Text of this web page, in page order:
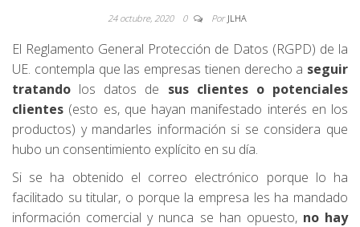
24 octubre, 2020 0 Por JLHA
El Reglamento General Protección de Datos (RGPD) de la
UE. contempla que las empresas tienen derecho a seguir
tratando los datos de sus clientes o potenciales
clientes (esto es, que hayan manifestado interés en los
productos) y mandarles información si se considera que
hubo un consentimiento explícito en su día.
Si se ha obtenido el correo electrónico porque lo ha
facilitado su titular, o porque la empresa les ha mandado
información comercial y nunca se han opuesto, no hay